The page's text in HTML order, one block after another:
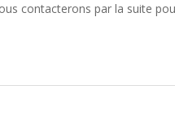
contacterons par la suite